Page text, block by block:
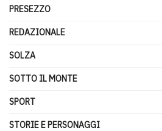
PRESEZZO
REDAZIONALE
SOLZA
SOTTO IL MONTE
SPORT
STORIE E PERSONAGGI